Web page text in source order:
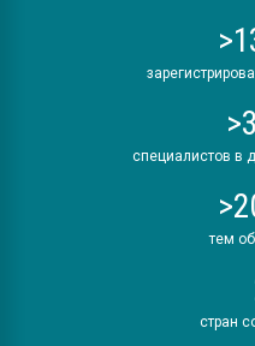
специалистов в
тем
стран